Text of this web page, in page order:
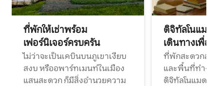
ที่พักให้เช่าพร้อม
เฟอร์นิเจอร์ครบครัน
ไม่ว่าจะเป็นเคบินบนภูเขาเงียบ
สงบ หรืออพาร์ทเมนท์ในเมือง
แสนสะดวก ก็มีสิ่งอำนวยความ
ดิจิทัลโนแมด
เดินทางเพื่อ
ที่พักสะดวกสบ
และพื้นที่ทำงา
ดิจิทัลโนแมดแ